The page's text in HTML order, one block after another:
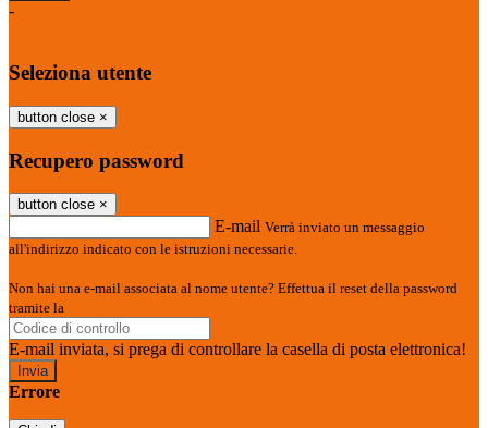
-
Seleziona utente
button close ×
Recupero password
button close ×
E-mail Verrà inviato un messaggio
all'indirizzo indicato con le istruzioni necessarie.
Non hai una e-mail associata al nome utente? Effettua il reset della password
tramite la
E-mail inviata, si prega di controllare la casella di posta elettronica!
Errore